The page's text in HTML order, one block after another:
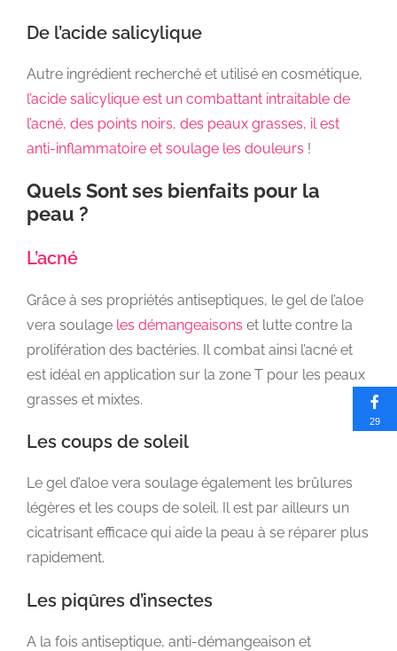
De l’acide salicylique
Autre ingrédient recherché et utilisé en cosmétique,
l’acide salicylique est un combattant intraitable de
l’acné, des points noirs, des peaux grasses, il est
anti-inflammatoire et soulage les douleurs !
Quels Sont ses bienfaits pour la
peau ?
L’acné
Grâce à ses propriétés antiseptiques, le gel de l’aloe
vera soulage les démangeaisons et lutte contre la
prolifération des bactéries. Il combat ainsi l’acné et
est idéal en application sur la zone T pour les peaux
grasses et mixtes.
Les coups de soleil
Le gel d’aloe vera soulage également les brûlures
légères et les coups de soleil. Il est par ailleurs un
cicatrisant efficace qui aide la peau à se réparer plus
rapidement.
Les piqûres d’insectes
A la fois antiseptique, anti-démangeaison et
29